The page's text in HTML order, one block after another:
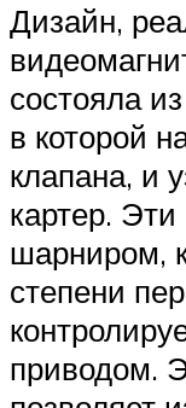
Дизайн,
состояла
в которой
клапана, и
картер.
шарниром,
степени
приводом.